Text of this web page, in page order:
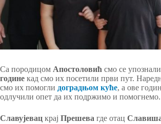
Са породицом Апостоловић смо се упознали
године кад смо их посетили први пут.
смо их помогли доградњом куће, а ове
одлучили опет да их подржимо и помогнемо.
Славујевац крај Прешева где отац